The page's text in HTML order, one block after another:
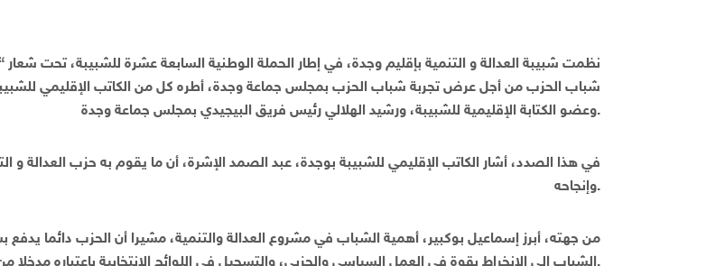
نظمت شبيبة العدالة و التنمية بإقليم وجدة، في إطار الحملة الوطنية السابعة عشرة للشبيبة، تحت
شباب الحزب من أجل عرض تجربة شباب الحزب بمجلس جماعة وجدة، أطره كل من الكاتب الإقليمي
وعضو الكتابة الإقليمية للشبيبة، ورشيد الهلالي رئيس فريق البيجيدي بمجلس جماعة وجدة.
في هذا الصدد، أشار الكاتب الإقليمي للشبيبة بوجدة، عبد الصمد الإشرة، أن ما يقوم به حزب العدالة
وإنجاحه.
من جهته، أبرز إسماعيل بوكبير، أهمية الشباب في مشروع العدالة والتنمية، مشيرا أن الحزب دائما يدفع